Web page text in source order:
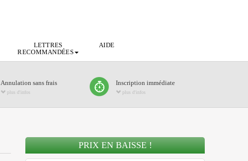
LETTRES
RECOMMANDÉES
AIDE
Annulation sans frais
plus d'infos
Inscription immédiate
plus d'infos
PRIX EN BAISSE !